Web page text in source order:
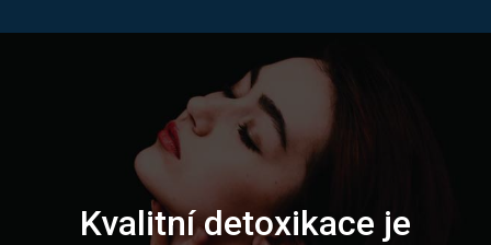
Kvalitní detoxikace je